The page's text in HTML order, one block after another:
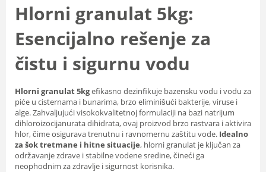
Hlorni granulat 5kg:
Esencijalno rešenje za
čistu i sigurnu vodu
Hlorni granulat 5kgefikasno dezinfikuje bazensku vodu i vodu za
piće u cisternama i bunarima, brzo eliminišući bakterije, viruse i
alge. Zahvaljujući visokokvalitetnoj formulaciji na bazi natrijum
dihloroizocijanurata dihidrata, ovaj proizvod brzo rastvara i aktivira
hlor, čime osigurava trenutnu i ravnomernu zaštitu vode. Idealno
za šok tretmane i hitne situacije, hlorni granulat je ključan za
održavanje zdrave i stabilne vodene sredine, čineći ga
neophodnim za zdravlje i sigurnost korisnika.